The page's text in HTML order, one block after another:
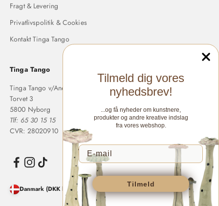
Fragt & Levering
Privatlivspolitik & Cookies
Kontakt Tinga Tango
Tinga Tango
Tinga Tango v/Anette Langholm
Torvet 3
5800 Nyborg
Tlf: 65 30 15 15
CVR: 28020910
Danmark (DKK kr.)
Tilmeld dig vores
nyhedsbrev!
...og få nyheder om kunstnere,
produkter og andre kreative indslag
fra vores webshop.
Tilmeld